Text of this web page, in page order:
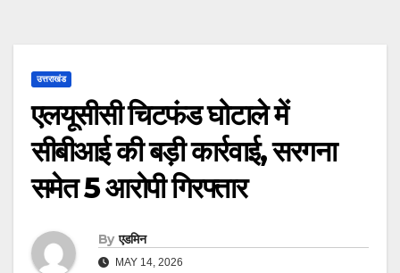
उत्तराखंड
एलयूसीसी चिटफंड घोटाले में
सीबीआई की बड़ी कार्रवाई, सरगना
समेत 5 आरोपी गिरफ्तार
By एडमिन
MAY 14, 2026